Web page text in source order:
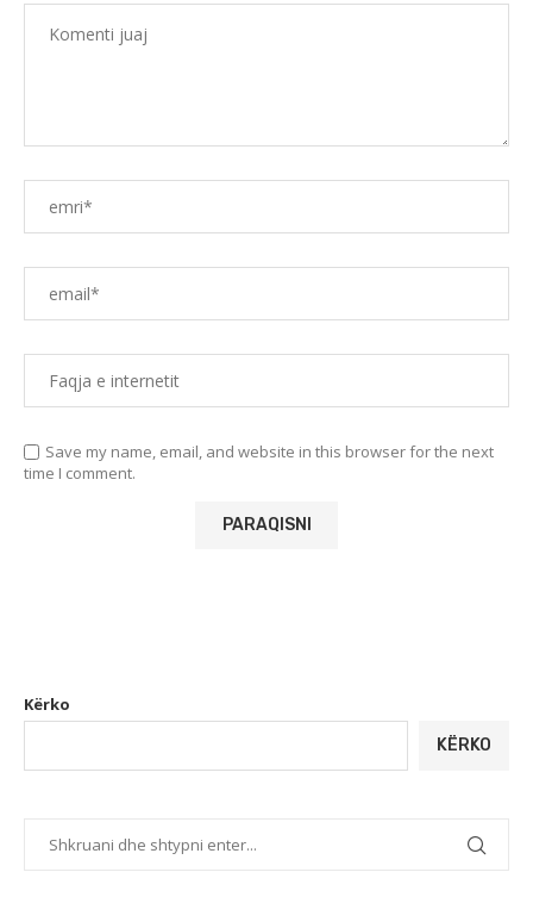
Save my name, email, and website in this browser for the next
time I comment.
Kërko
KËRKO